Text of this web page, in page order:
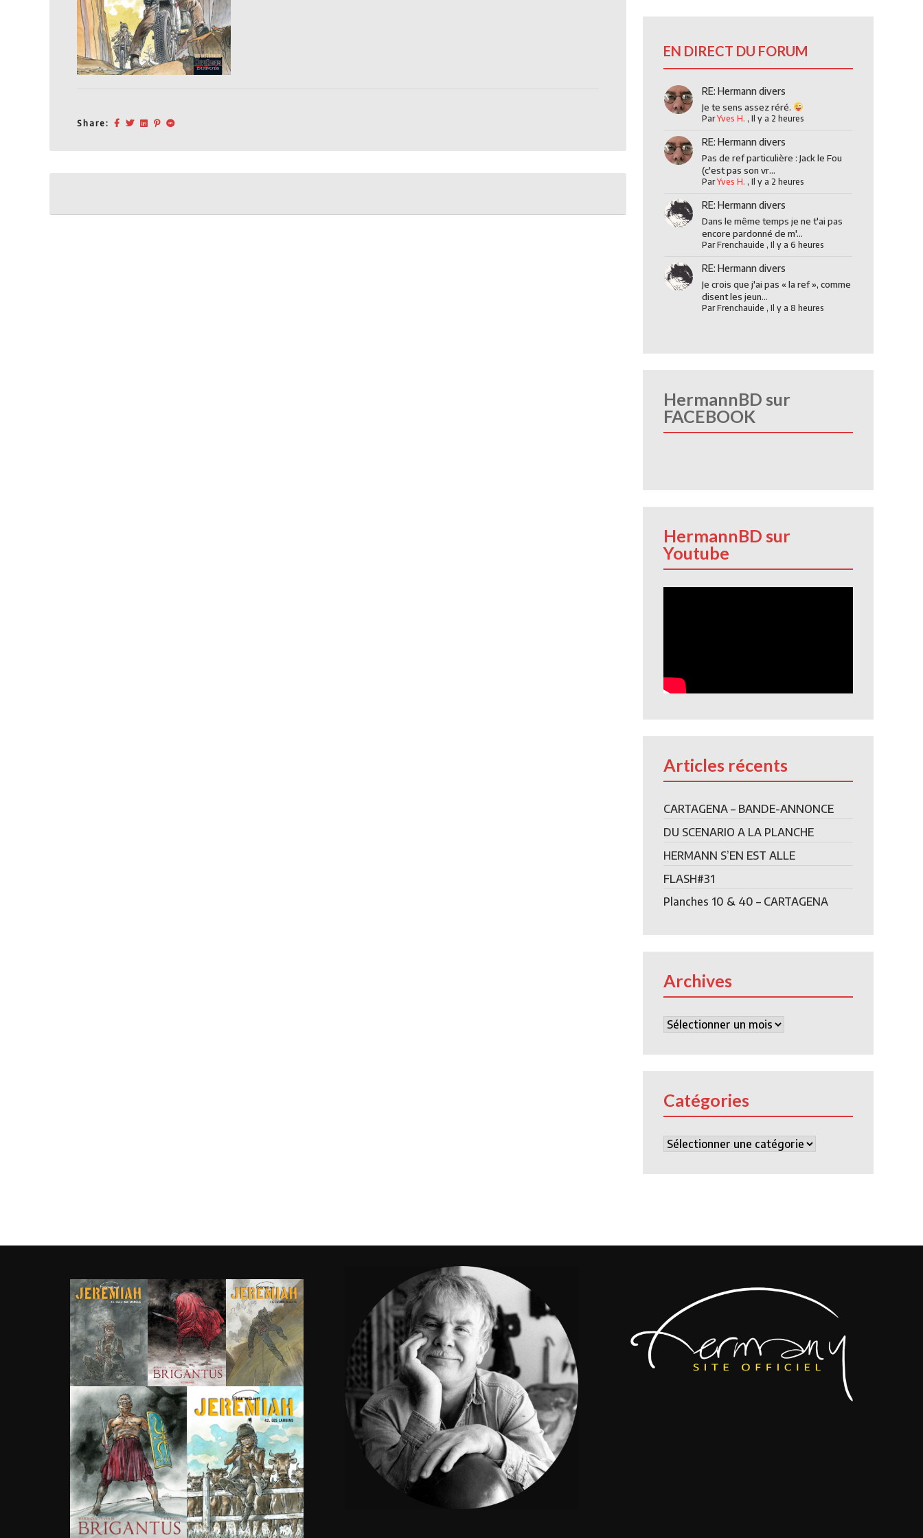
Share:
Post
EN DIRECT DU FORUM
RE: Hermann divers
Je te sens assez réré.
ParYves H. , Il y a 2 heures
RE: Hermann divers
Pas de ref particulière : Jack le Fou
(c'est pas son vr...
ParYves H. , Il y a 2 heures
RE: Hermann divers
Dans le même temps je ne t'ai pas
encore pardonné de m'...
ParFrenchauide , Il y a 6 heures
RE: Hermann divers
Je crois que j'ai pas « la ref », comme
disent les jeun...
ParFrenchauide , Il y a 8 heures
HermannBD sur
FACEBOOK
HermannBD sur
Youtube
Articles récents
CARTAGENA – BANDE-ANNONCE
DU SCENARIO A LA PLANCHE
HERMANN S’EN EST ALLE
FLASH#31
Planches 10 & 40 – CARTAGENA
Archives
Archives
Catégories
Catégories